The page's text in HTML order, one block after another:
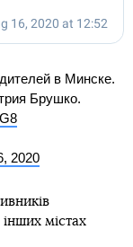
в Минске.
Брушко.
2020
містах